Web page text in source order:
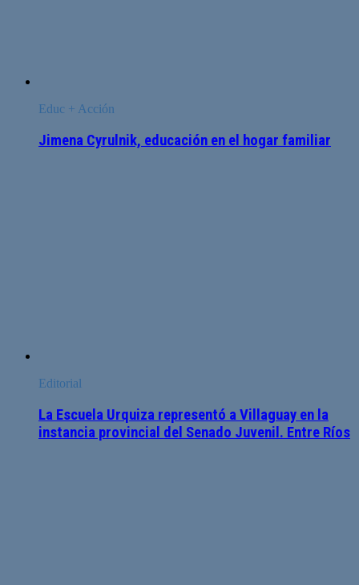
Educ + Acción
Jimena Cyrulnik, educación en el hogar familiar
Editorial
La Escuela Urquiza representó a Villaguay en la
instancia provincial del Senado Juvenil. Entre Ríos